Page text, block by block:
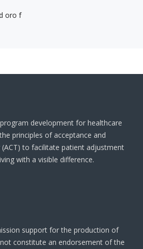
oro f
development for healthcare
principles of acceptance and
to facilitate patient adjustment
with a visible difference.
support for the production of
constitute an endorsement of the